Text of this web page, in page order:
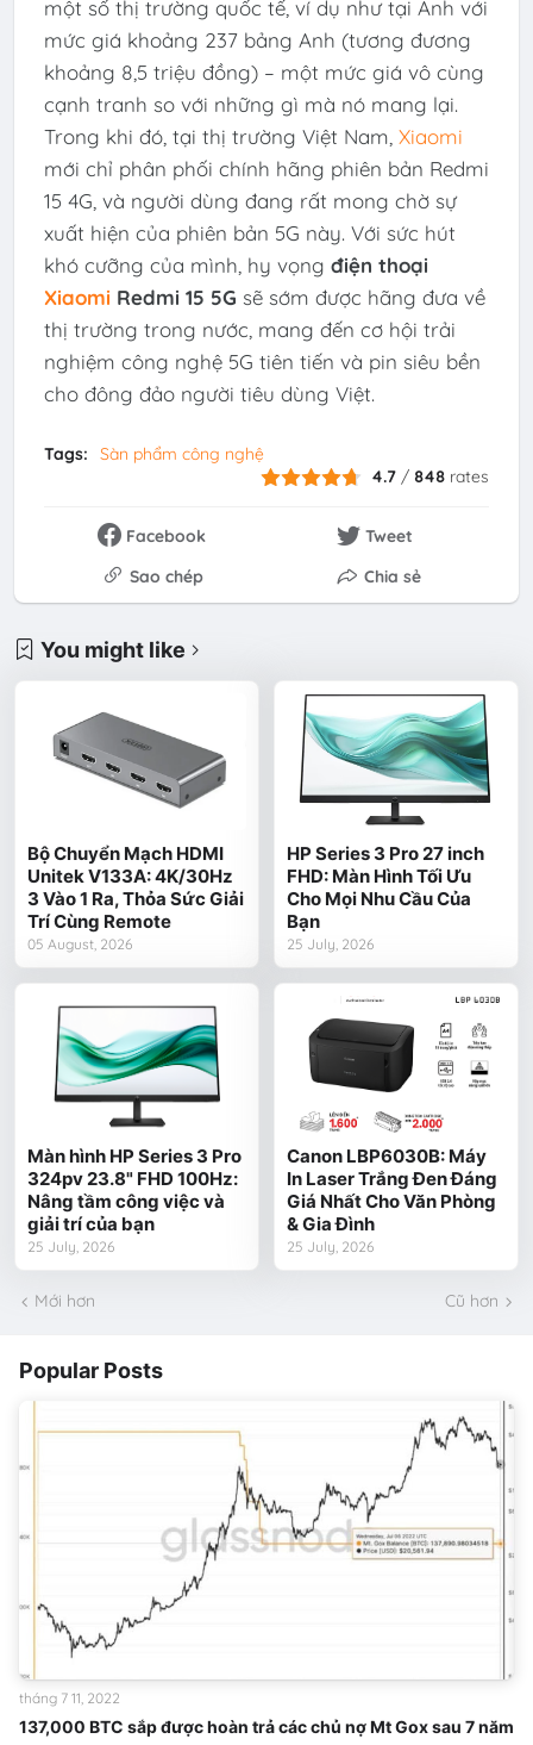
một số thị trường quốc tế, ví dụ như tại Anh với
mức giá khoảng 237 bảng Anh (tương đương
khoảng 8,5 triệu đồng) – một mức giá vô cùng
cạnh tranh so với những gì mà nó mang lại.
Trong khi đó, tại thị trường Việt Nam, Xiaomi
mới chỉ phân phối chính hãng phiên bản Redmi
15 4G, và người dùng đang rất mong chờ sự
xuất hiện của phiên bản 5G này. Với sức hút
khó cưỡng của mình, hy vọng điện thoại
Xiaomi Redmi 15 5G sẽ sớm được hãng đưa về
thị trường trong nước, mang đến cơ hội trải
nghiệm công nghệ 5G tiên tiến và pin siêu bền
cho đông đảo người tiêu dùng Việt.
Tags:
Sàn phẩm công nghệ
4.7 / 848 rates
Facebook
Tweet
Sao chép
Chia sẻ
You might like
Bộ Chuyển Mạch HDMI
Unitek V133A: 4K/30Hz
3 Vào 1 Ra, Thỏa Sức Giải
Trí Cùng Remote
05 August, 2026
HP Series 3 Pro 27 inch
FHD: Màn Hình Tối Ưu
Cho Mọi Nhu Cầu Của
Bạn
25 July, 2026
Màn hình HP Series 3 Pro
324pv 23.8" FHD 100Hz:
Nâng tầm công việc và
giải trí của bạn
25 July, 2026
Canon LBP6030B: Máy
In Laser Trắng Đen Đáng
Giá Nhất Cho Văn Phòng
& Gia Đình
25 July, 2026
Mới hơn Cũ hơn
Popular Posts
137,000 BTC sắp được hoàn trả các chủ nợ Mt Gox sau 7 năm
tháng 7 11, 2022